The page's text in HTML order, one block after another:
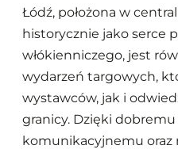
Łódź, położona w
historycznie jako serce
włókienniczego, jest
wydarzeń targowych,
wystawców, jak i
granicy. Dzięki dobremu
komunikacyjnemu oraz